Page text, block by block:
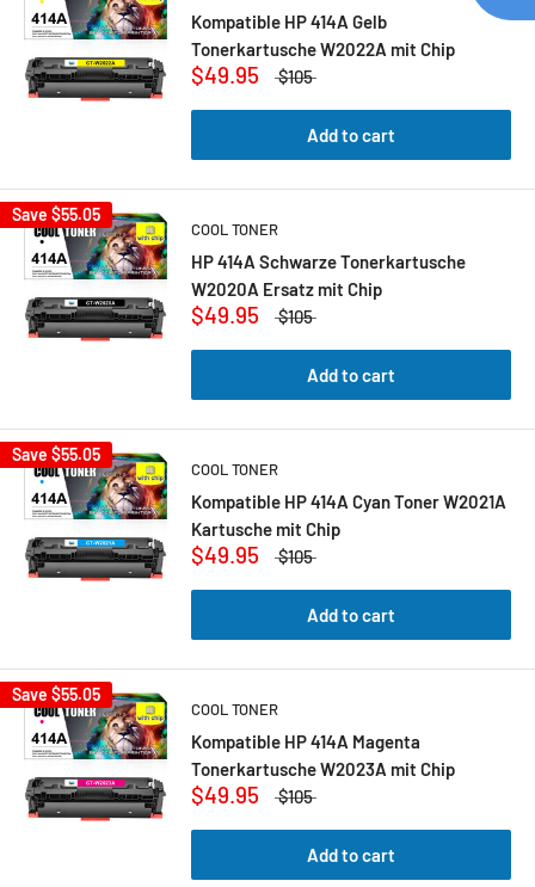
Kompatible HP 414A Gelb
Tonerkartusche W2022A mit Chip
$49.95 $105
Add to cart
Save $55.05
COOL TONER
HP 414A Schwarze Tonerkartusche
W2020A Ersatz mit Chip
$49.95 $105
Add to cart
Save $55.05
COOL TONER
Kompatible HP 414A Cyan Toner W2021A
Kartusche mit Chip
$49.95 $105
Add to cart
Save $55.05
COOL TONER
Kompatible HP 414A Magenta
Tonerkartusche W2023A mit Chip
$49.95 $105
Add to cart